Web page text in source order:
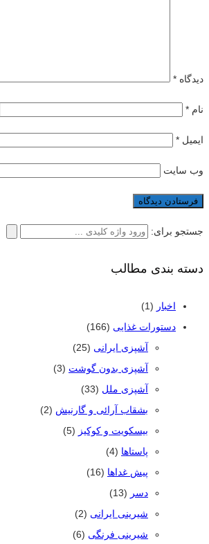
دیدگاه *
نام *
ایمیل *
وب‌ سایت
جستجو برای:
دسته بندی مطالب
اخبار (1)
دستورات غذایی (166)
آشپزی ایرانی (25)
آشپزی بدون گوشت (3)
آشپزی ملل (33)
بشقاب آرائی و گارنیش (2)
بیسکویت و کوکیز (5)
پاستاها (4)
پیش غداها (16)
دسر (13)
شیرینی ایرانی (2)
شیرینی فرنگی (6)